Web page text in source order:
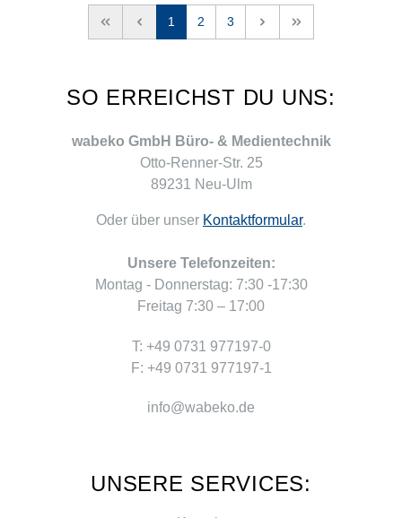
<< < 1 2 3 > >>
SO ERREICHST DU UNS:
wabeko GmbH Büro- & Medientechnik
Otto-Renner-Str. 25
89231 Neu-Ulm
Oder über unser Kontaktformular.
Unsere Telefonzeiten:
Montag - Donnerstag: 7:30 -17:30
Freitag 7:30 – 17:00
T: +49 0731 977197-0
F: +49 0731 977197-1
info@wabeko.de
UNSERE SERVICES: